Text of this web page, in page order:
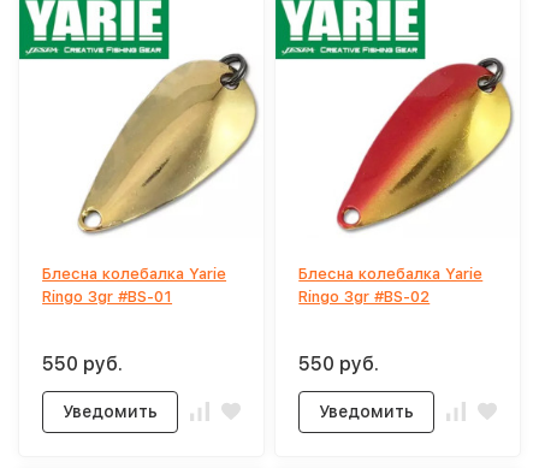
Блесна колебалка Yarie
Ringo 3gr #BS-01
550 руб.
Уведомить
Блесна колебалка Yarie
Ringo 3gr #BS-02
550 руб.
Уведомить